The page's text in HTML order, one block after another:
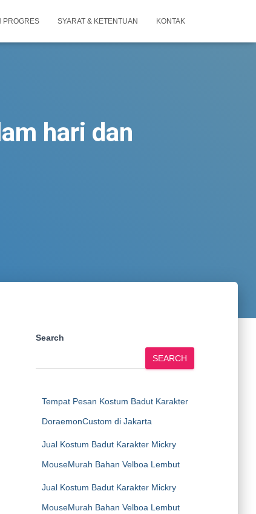
PROGRES SYARAT & KETENTUAN KONTAK
hari dan
Search
SEARCH
Tempat Pesan Kostum Badut Karakter
DoraemonCustom di Jakarta
Jual Kostum Badut Karakter Mickry
MouseMurah Bahan Velboa Lembut
Jual Kostum Badut Karakter Mickry
MouseMurah Bahan Velboa Lembut